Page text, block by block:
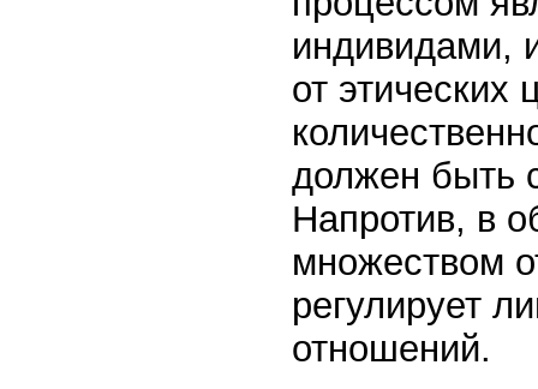
индивидами,
от
должен быть
Напротив, в
множеством
регулирует
отношений.